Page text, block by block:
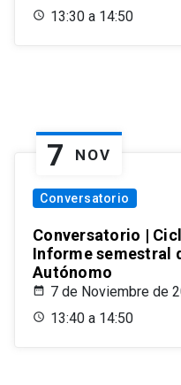
13:30 a 14:50
7 NOV
Conversatorio
Conversatorio |
Informe semestral
Autónomo
7 de Noviembre de
13:40 a 14:50